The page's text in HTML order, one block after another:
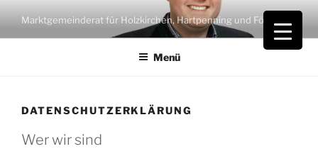
Inhalt
springen
Marktgemeinderat für Holzkirchen, Hartpenning und Föching
Menü
DATENSCHUTZERKLÄRUNG
Wer wir sind